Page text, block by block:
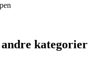
kategorier